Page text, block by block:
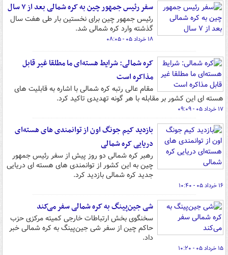
سفر رئیس جمهور چین به کره شمالی بعد از ۷ سال
رئیس جمهور چین برای نخستین بار طی هفت سال
گذشته وارد کره شمالی شد.
۱۸ خرداد ۰۵ - ۰۸:۰۵
کره شمالی: شرایط هسته‌ای ما مطلقا غیر قابل
مذاکره است
مقام عالی رتبه کره شمالی با اشاره به قابلیت های
هسته ای این کشور بر مقابله با هر گونه تهدیدی تاکید کرد.
۱۷ خرداد ۰۵ - ۰۹:۰۹
بازدید کیم جونگ اون از توانمندی های هسته‌ای
دریایی کره شمالی
رهبر کره شمالی دو روز پیش از سفر رئیس جمهور
چین به این کشور از توانمندی های هسته ای دریایی
جدید کره شمالی بازدید کرد.
۱۶ خرداد ۰۵ - ۱۰:۴۰
شی جین‌پینگ به کره شمالی سفر می‌کند
سخنگوی بخش ارتباطات خارجی کمیته مرکزی حزب
حاکم چین از سفر شی جین‌پینگ به کره شمالی خبر
داد.
۱۵ خرداد ۰۵ - ۱۰:۲۰